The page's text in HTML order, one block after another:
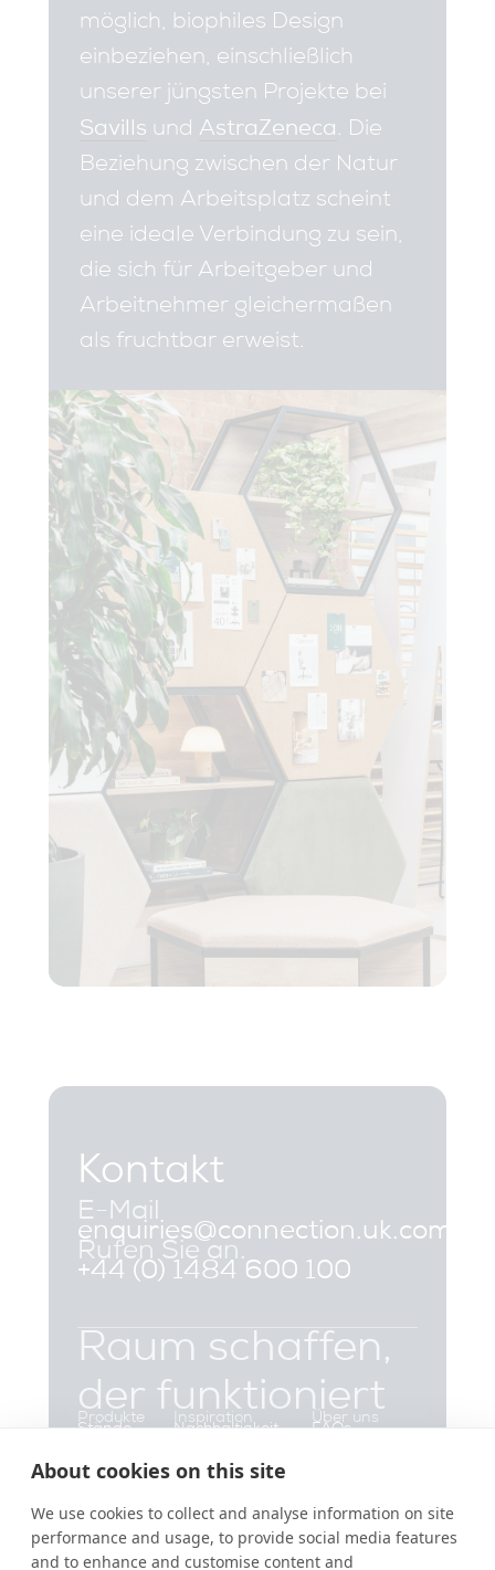
About cookies on this site
We use cookies to collect and analyse information on site
performance and usage, to provide social media features
and to enhance and customise content and
möglich, biophiles Design
einbeziehen, einschließlich
unserer jüngsten Projekte bei
Savills und AstraZeneca. Die
Beziehung zwischen der Natur
und dem Arbeitsplatz scheint
eine ideale Verbindung zu sein,
die sich für Arbeitgeber und
Arbeitnehmer gleichermaßen
als fruchtbar erweist.
Kontakt
E-Mail
enquiries@connection.uk.com
Rufen Sie an.
+44 (0) 1484 600 100
Raum schaffen,
der funktioniert
Produkte
Stände
Sitzen
Bänke
Arbeitscafé
Arbeitsstühle
Inspiration
Nachhaltigkeit
Nachrichten und
Ressourcen
Spezifikation
Über uns
FAQs